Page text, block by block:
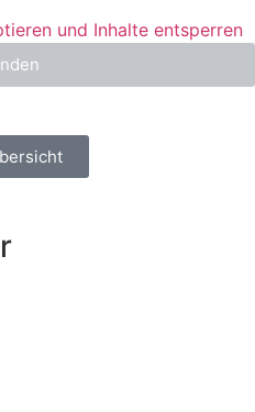
und Inhalte entsperren